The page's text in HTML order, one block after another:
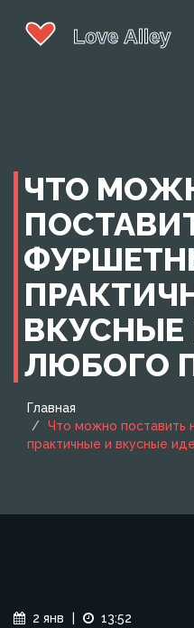
ЧТО
ЛЮБОГО
Главная
Что можно поставить
практичные и вкусные
2 янв 13:52